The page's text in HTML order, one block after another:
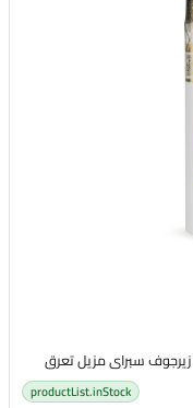
productList.inStock